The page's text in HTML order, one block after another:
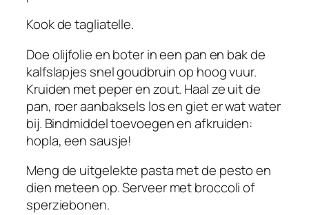
Kook de tagliatelle.
Doe olijfolie en boter in een pan en bak de
kalfslapjes snel goudbruin op hoog vuur.
Kruiden met peper en zout. Haal ze uit de
pan, roer aanbaksels los en giet er wat water
bij. Bindmiddel toevoegen en afkruiden:
hopla, een sausje!
Meng de uitgelekte pasta met de pesto en
dien meteen op. Serveer met broccoli of
sperziebonen.